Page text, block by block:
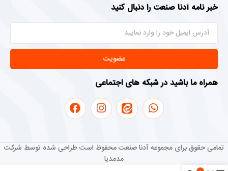
خبر نامه آدنا صنعت را دنبال کنید
عضویت
همراه ما باشید در شبکه های اجتماعی
تمامی حقوق برای مجموعه آدنا صنعت محفوظ است طراحی شده توسط شرکت
مدمدیا